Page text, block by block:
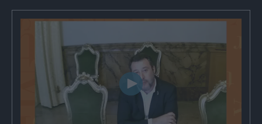
Play
Video